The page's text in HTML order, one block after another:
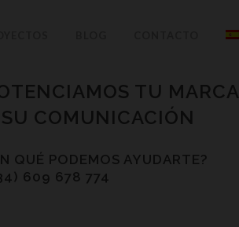
TU MARCA
COMUNICACIÓN
QUÉ PODEMOS AYUDARTE?
609 678 774